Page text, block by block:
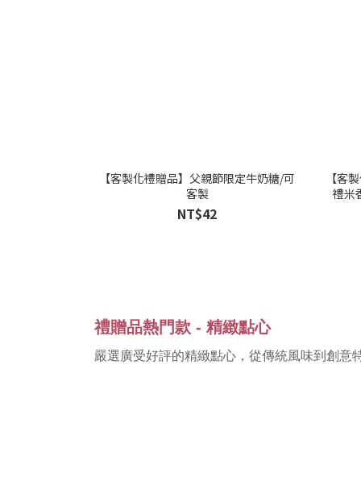
【客製化禮贈品】父親節限定牛奶糖/可
客製
NT$42
【客
禮米
禮贈品熱門款 - 精緻點心
嚴選廣受好評的精緻點心，從傳統風味到創意